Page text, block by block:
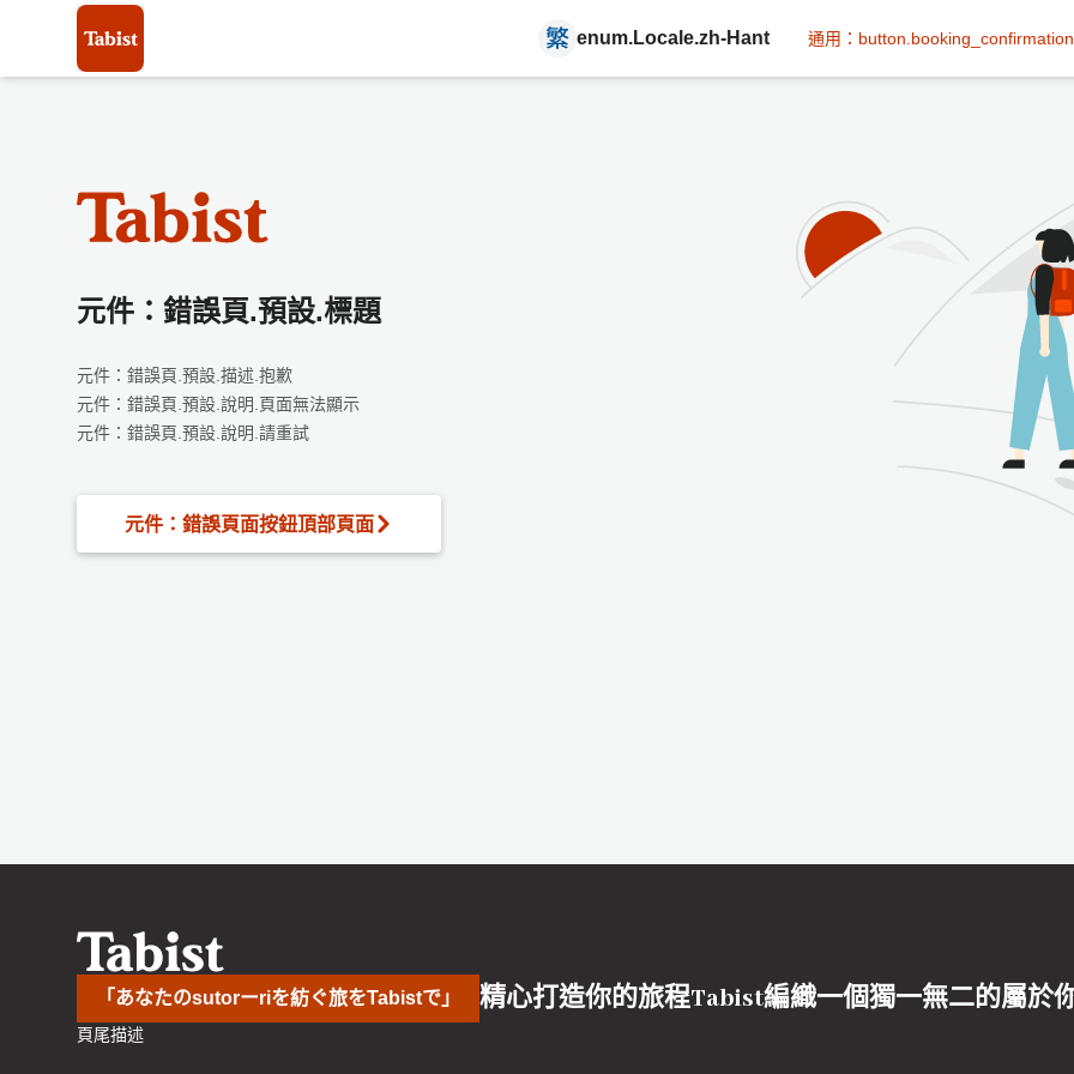
enum.Locale.zh-Hant 通用：button.booking_confirmation
元件：錯誤頁.預設.標題
元件：錯誤頁.預設.描述.抱歉
元件：錯誤頁.預設.說明.頁面無法顯示
元件：錯誤頁.預設.說明.請重試
元件：錯誤頁面按鈕頂部頁面
「あなたのsutorーriを紡ぐ旅をTabistで」 精心打造你的旅程Tabist編織一個獨一無二的屬於
頁尾描述